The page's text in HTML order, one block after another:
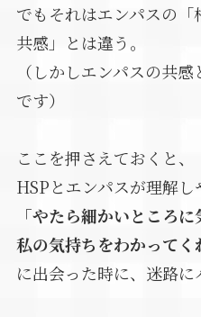
でもそれはエンパスの
共感」とは違う。
（しかしエンパスの共
です）
ここを押さえておくと、
HSPとエンパスが理解し
「やたら細かいところ
私の気持ちをわかってく
に出会った時に、迷路に